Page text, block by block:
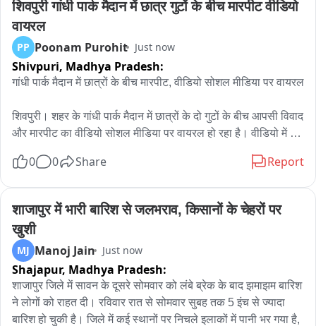
शिवपुरी गांधी पार्क मैदान में छात्र गुटों के बीच मारपीट वीडियो
वायरल
PP Poonam Purohit Just now
Shivpuri, Madhya Pradesh:
गांधी पार्क मैदान में छात्रों के बीच मारपीट, वीडियो सोशल मीडिया पर वायरल
शिवपुरी। शहर के गांधी पार्क मैदान में छात्रों के दो गुटों के बीच आपसी विवाद
और मारपीट का वीडियो सोशल मीडिया पर वायरल हो रहा है। वीडियो में
कारणों का फिलहाल स्पष्ट पता नहीं चल सका है। वीडियो सामने आने के
0 0 Share Report
शाजापुर में भारी बारिश से जलभराव, किसानों के चेहरों पर
खुशी
MJ Manoj Jain Just now
Shajapur, Madhya Pradesh:
शाजापुर जिले में सावन के दूसरे सोमवार को लंबे ब्रेक के बाद झमाझम बारिश
ने लोगों को राहत दी। रविवार रात से सोमवार सुबह तक 5 इंच से ज्यादा
बारिश हो चुकी है। जिले में कई स्थानों पर निचले इलाकों में पानी भर गया है,